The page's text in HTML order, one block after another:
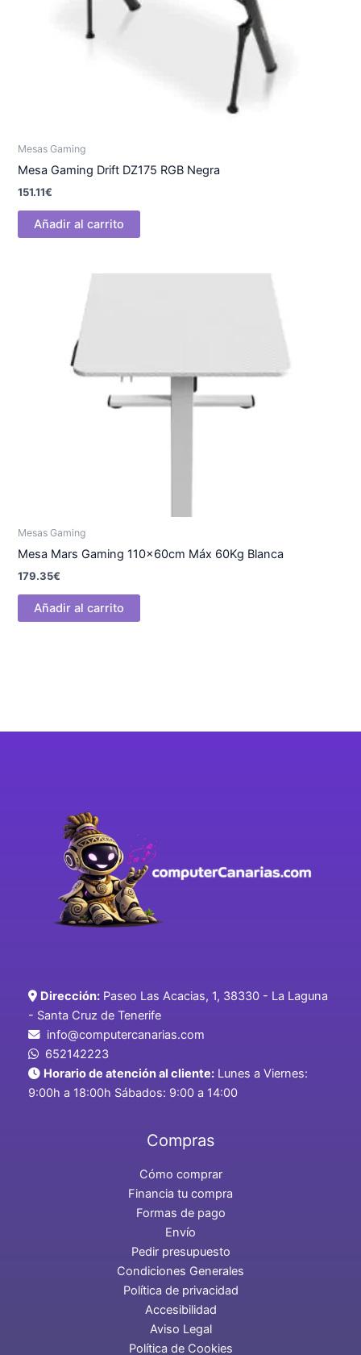
Mesas Gaming
Mesa Gaming Drift DZ175 RGB Negra
151.11€
Añadir al carrito
Mesas Gaming
Mesa Mars Gaming 110x60cm Máx 60Kg Blanca
179.35€
Añadir al carrito
Dirección: Paseo Las Acacias, 1, 38330 - La Laguna
- Santa Cruz de Tenerife
info@computercanarias.com
652142223
Horario de atención al cliente: Lunes a Viernes:
9:00h a 18:00h Sábados: 9:00 a 14:00
Compras
Cómo comprar
Financia tu compra
Formas de pago
Envío
Pedir presupuesto
Condiciones Generales
Política de privacidad
Accesibilidad
Aviso Legal
Política de Cookies